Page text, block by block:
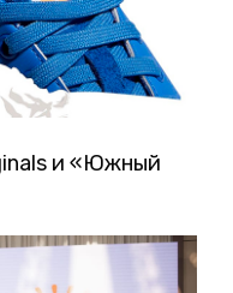
и «Южный